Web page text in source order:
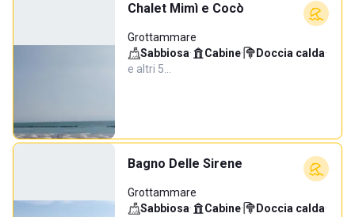
Chalet Mimì e Cocò
Grottammare
Sabbiosa· Cabine· Doccia calda·
e altri 5…
Bagno Delle Sirene
Grottammare
Sabbiosa· Cabine· Doccia calda·